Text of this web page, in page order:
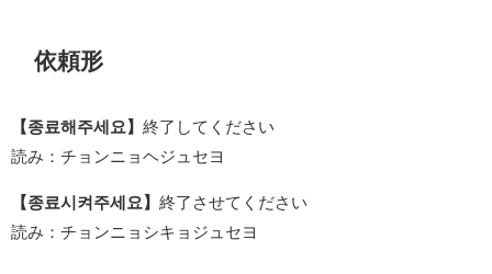
依頼形
【종료해주세요】 終了してください
読み：チョンニョヘジュセヨ
【종료시켜주세요】 終了させてください
読み：チョンニョシキョジュセヨ